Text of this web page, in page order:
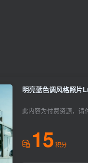
明亮蓝色调风格照片
此内容为付费资源，请
15 积分